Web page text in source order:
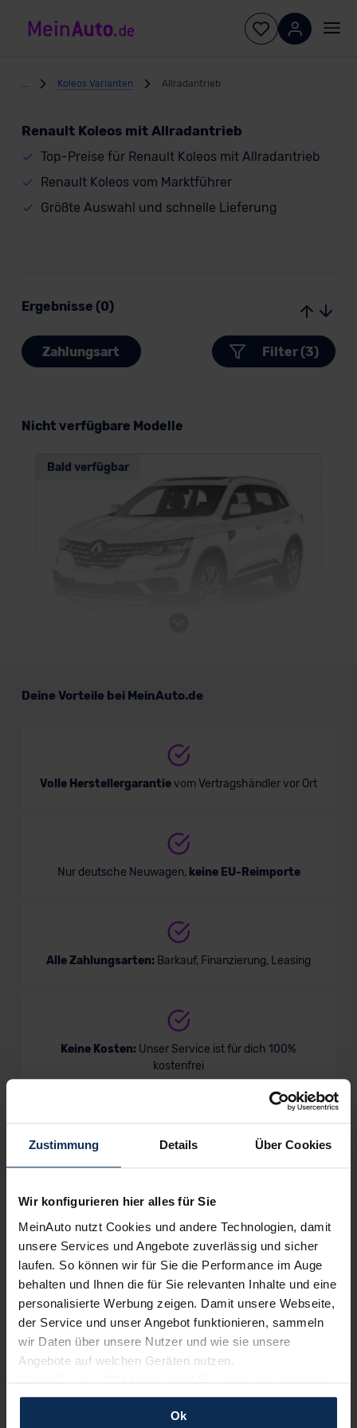
Zustimmung Details Über Cookies
Wir konfigurieren hier alles für Sie
MeinAuto nutzt Cookies und andere Technologien, damit
unsere Services und Angebote zuverlässig und sicher
laufen. So können wir für Sie die Performance im Auge
behalten und Ihnen die für Sie relevanten Inhalte und eine
personalisierte Werbung zeigen. Damit unsere Webseite,
der Service und unser Angebot funktionieren, sammeln
wir Daten über unsere Nutzer und wie sie unsere
Angebote auf welchen Geräten nutzen.
Wenn Sie das „OK“ finden, sind Sie damit einverstanden
und erlauben uns Cookies für unseren Service zu
verwenden und diese Daten an Dritte weiterzugeben,
Ok
Koleos Varianten Allradantrieb
Renault Koleos mit Allradantrieb
Top-Preise für Renault Koleos mit Allradantrieb
Renault Koleos vom Marktführer
Größte Auswahl und schnelle Lieferung
Ergebnisse (0)
Zahlungsart Filter (3)
Nicht verfügbare Modelle
Bald verfügbar
Deine Vorteile bei MeinAuto.de
Volle Herstellergarantievom Vertragshändler vor Ort
Nur deutsche Neuwagen, keine EU-Reimporte
Alle Zahlungsarten: Barkauf, Finanzierung, Leasing
Keine Kosten: Unser Service ist für dich 100%
kostenfrei
Wir sind stolz auf eine hohe
MeinAuto.de hat langjährige Erfahrungen auf dem
dadurch ihr Wunschauto zum Top-Rabatt erhalten und
bewerten unsere Arbeit positiv.
Sehen Sie sich unsere Bewertungen an: